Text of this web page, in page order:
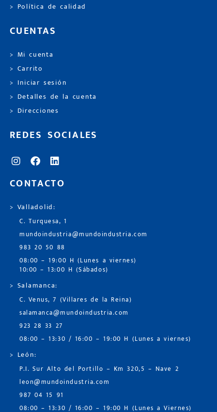
> Política de calidad
CUENTAS
> Mi cuenta
> Carrito
> Iniciar sesión
> Detalles de la cuenta
> Direcciones
REDES SOCIALES
CONTACTO
> Valladolid:
C. Turquesa, 1
mundoindustria@mundoindustria.com
983 20 50 88
08:00 – 19:00 H (Lunes a viernes)
10:00 – 13:00 H (Sábados)
> Salamanca:
C. Venus, 7 (Villares de la Reina)
salamanca@mundoindustria.com
923 28 33 27
08:00 – 13:30 / 16:00 – 19:00 H (Lunes a viernes)
> León:
P.I. Sur Alto del Portillo – Km 320,5 – Nave 2
leon@mundoindustria.com
987 04 15 91
08:00 – 13:30 / 16:00 – 19:00 H (Lunes a Viernes)